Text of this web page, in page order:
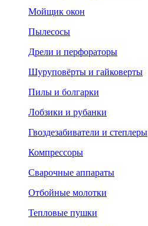
Мойщик окон
Пылесосы
Дрели и перфораторы
Шуруповёрты и гайковерты
Пилы и болгарки
Лобзики и рубанки
Гвоздезабиватели и степлеры
Компрессоры
Сварочные аппараты
Отбойные молотки
Тепловые пушки